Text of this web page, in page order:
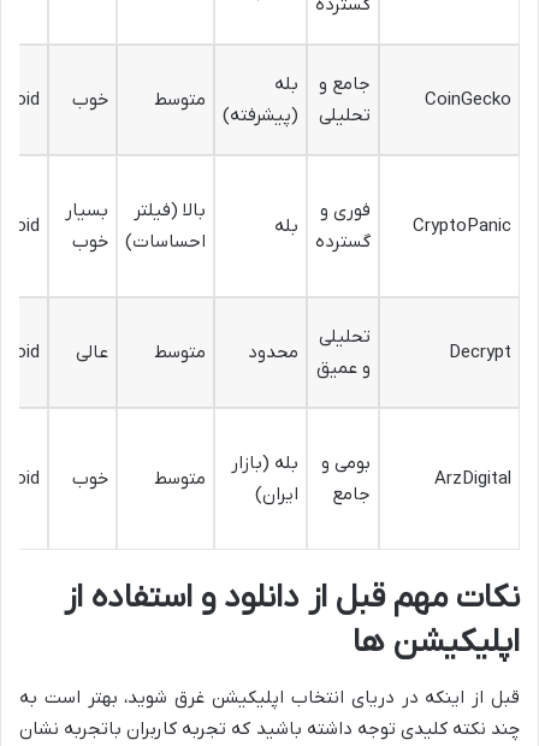
CoinGecko
جامع و
تحلیلی
بله
(پیشرفته)
متوسط خوب
CryptoPanic
فوری و
گسترده
بله
بالا (فیلتر
احساسات)
بسیار
خوب
Decrypt
تحلیلی
و عمیق
محدود متوسط عالی
ArzDigital
بومی و
جامع
بله (بازار
ایران)
متوسط خوب
نکات مهم قبل از دانلود و استفاده از
اپلیکیشن ها
قبل از اینکه در دریای انتخاب اپلیکیشن غرق شوید، بهتر است به
چند نکته کلیدی توجه داشته باشید که تجربه کاربران باتجربه نشان